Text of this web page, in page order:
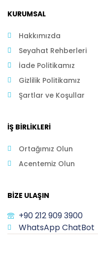
KURUMSAL
Hakkımızda
Seyahat Rehberleri
İade Politikamız
Gizlilik Politikamız
Şartlar ve Koşullar
İŞ BIRLIKLERI
Ortağımız Olun
Acentemiz Olun
BIZE ULAŞIN
+90 212 909 3900
WhatsApp ChatBot